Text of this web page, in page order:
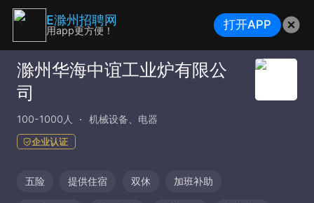
滁州华海中谊工业炉有限公
司
100-1000人 机械设备、电器
企业认证
五险 提供住宿 双休 加班补助
E滁州招聘网
用app更方便！ 打开APP